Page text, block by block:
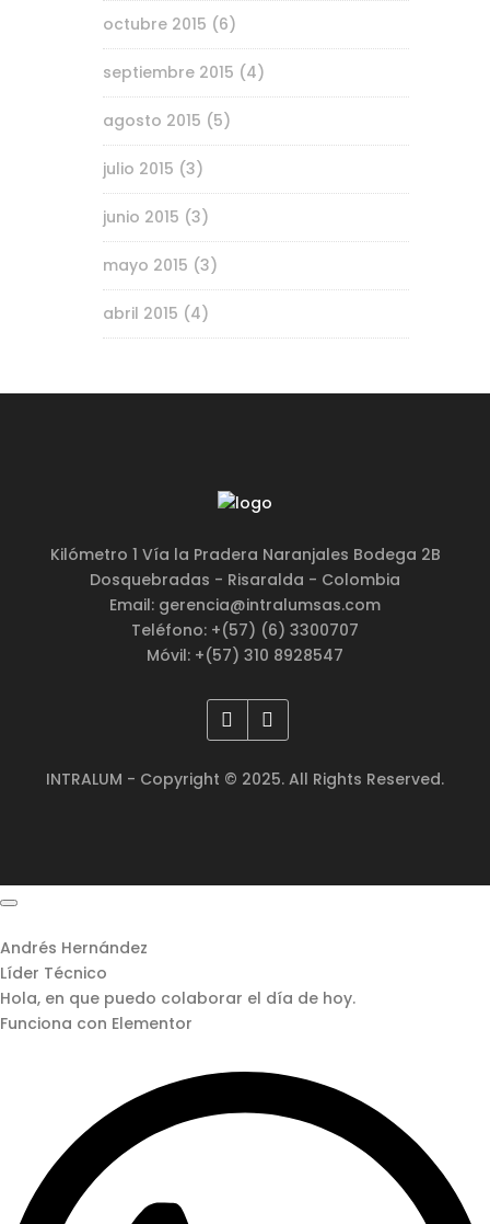
octubre 2015 (6)
septiembre 2015 (4)
agosto 2015 (5)
julio 2015 (3)
junio 2015 (3)
mayo 2015 (3)
abril 2015 (4)
Kilómetro 1 Vía la Pradera Naranjales Bodega 2B
Dosquebradas - Risaralda - Colombia
Email: gerencia@intralumsas.com
Teléfono: +(57) (6) 3300707
Móvil: +(57) 310 8928547
INTRALUM - Copyright © 2025. All Rights Reserved.
Andrés Hernández
Líder Técnico
Hola, en que puedo colaborar el día de hoy.
Funciona con Elementor